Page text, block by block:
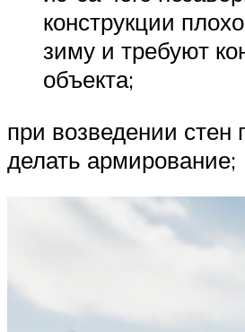
конструкции
зиму и требуют
объекта;
при возведении стен
делать армирование;